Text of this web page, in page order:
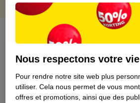
À propos de ce produit
Informations relatives au
Informations figurant sur
Nous respectons votre
Pour rendre notre site web plus
utiliser. Cela nous permet de vous
offres et promotions, ainsi que des